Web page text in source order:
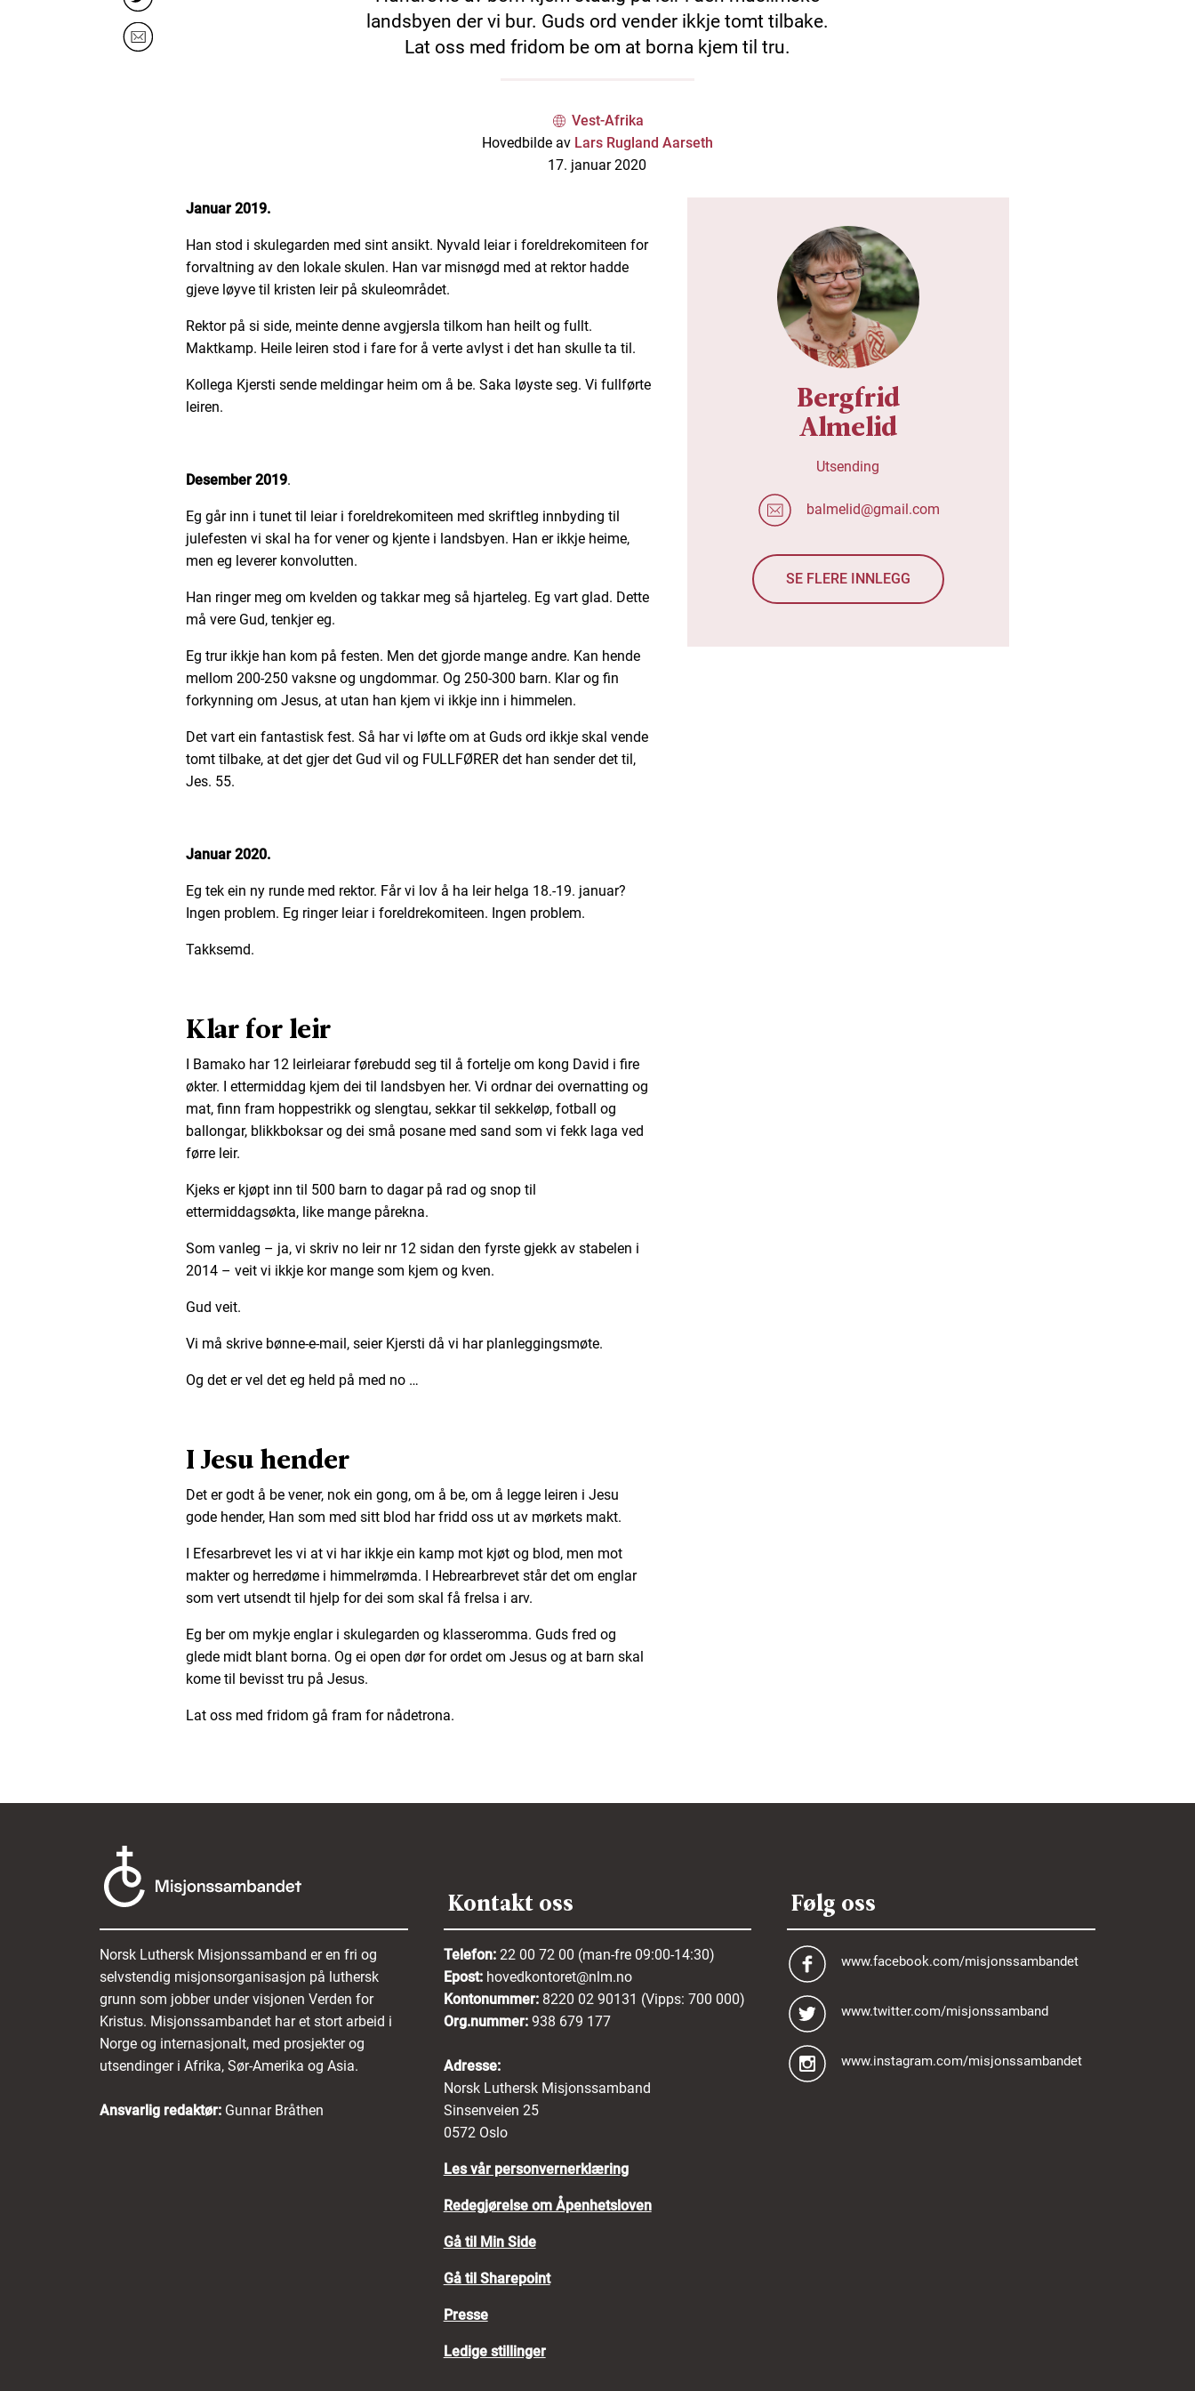
landsbyen der vi bur. Guds ord vender ikkje tomt tilbake.
Lat oss med fridom be om at borna kjem til tru.
Vest-Afrika
Hovedbilde av Lars Rugland Aarseth
17. januar 2020
Januar 2019.
Han stod i skulegarden med sint ansikt. Nyvald leiar i foreldrekomiteen for
forvaltning av den lokale skulen. Han var misnøgd med at rektor hadde
gjeve løyve til kristen leir på skuleområdet.
Rektor på si side, meinte denne avgjersla tilkom han heilt og fullt.
Maktkamp. Heile leiren stod i fare for å verte avlyst i det han skulle ta til.
Kollega Kjersti sende meldingar heim om å be. Saka løyste seg. Vi fullførte
leiren.
Desember 2019.
Eg går inn i tunet til leiar i foreldrekomiteen med skriftleg innbyding til
julefesten vi skal ha for vener og kjente i landsbyen. Han er ikkje heime,
men eg leverer konvolutten.
Han ringer meg om kvelden og takkar meg så hjarteleg. Eg vart glad. Dette
må vere Gud, tenkjer eg.
Eg trur ikkje han kom på festen. Men det gjorde mange andre. Kan hende
mellom 200-250 vaksne og ungdommar. Og 250-300 barn. Klar og fin
forkynning om Jesus, at utan han kjem vi ikkje inn i himmelen.
Det vart ein fantastisk fest. Så har vi løfte om at Guds ord ikkje skal vende
tomt tilbake, at det gjer det Gud vil og FULLFØRER det han sender det til,
Jes. 55.
Januar 2020.
Eg tek ein ny runde med rektor. Får vi lov å ha leir helga 18.-19. januar?
Ingen problem. Eg ringer leiar i foreldrekomiteen. Ingen problem.
Takksemd.
Klar for leir
I Bamako har 12 leirleiarar førebudd seg til å fortelje om kong David i fire
økter. I ettermiddag kjem dei til landsbyen her. Vi ordnar dei overnatting og
mat, finn fram hoppestrikk og slengtau, sekkar til sekkeløp, fotball og
ballongar, blikkboksar og dei små posane med sand som vi fekk laga ved
førre leir.
Kjeks er kjøpt inn til 500 barn to dagar på rad og snop til
ettermiddagsøkta, like mange pårekna.
Som vanleg – ja, vi skriv no leir nr 12 sidan den fyrste gjekk av stabelen i
2014 – veit vi ikkje kor mange som kjem og kven.
Gud veit.
Vi må skrive bønne-e-mail, seier Kjersti då vi har planleggingsmøte.
Og det er vel det eg held på med no …
I Jesu hender
Det er godt å be vener, nok ein gong, om å be, om å legge leiren i Jesu
gode hender, Han som med sitt blod har fridd oss ut av mørkets makt.
I Efesarbrevet les vi at vi har ikkje ein kamp mot kjøt og blod, men mot
makter og herredøme i himmelrømda. I Hebrearbrevet står det om englar
som vert utsendt til hjelp for dei som skal få frelsa i arv.
Eg ber om mykje englar i skulegarden og klasseromma. Guds fred og
glede midt blant borna. Og ei open dør for ordet om Jesus og at barn skal
kome til bevisst tru på Jesus.
Lat oss med fridom gå fram for nådetrona.
Bergfrid
Almelid
Utsending
balmelid@gmail.com
SE FLERE INNLEGG
Norsk Luthersk Misjonssamband er en fri og
selvstendig misjonsorganisasjon på luthersk
grunn som jobber under visjonen Verden for
Kristus. Misjonssambandet har et stort arbeid i
Norge og internasjonalt, med prosjekter og
utsendinger i Afrika, Sør-Amerika og Asia.
Ansvarlig redaktør: Gunnar Bråthen
Kontakt oss
Telefon: 22 00 72 00 (man-fre 09:00-14:30)
Epost: hovedkontoret@nlm.no
Kontonummer: 8220 02 90131 (Vipps: 700 000)
Org.nummer: 938 679 177
Adresse:
Norsk Luthersk Misjonssamband
Sinsenveien 25
0572 Oslo
Les vår personvernerklæring
Redegjørelse om Åpenhetsloven
Gå til Min Side
Gå til Sharepoint
Presse
Ledige stillinger
Følg oss
www.facebook.com/misjonssambandet
www.twitter.com/misjonssamband
www.instagram.com/misjonssambandet